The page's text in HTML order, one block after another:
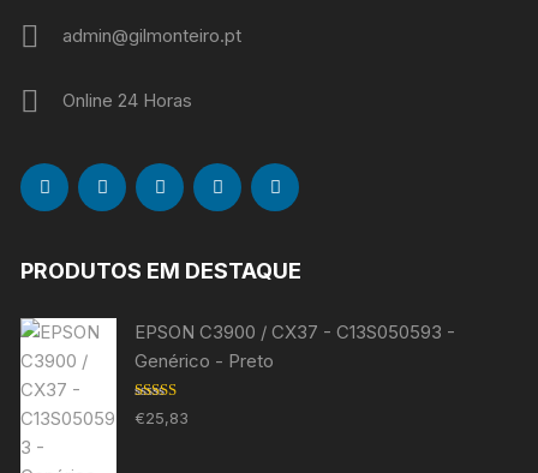
admin@gilmonteiro.pt
Online 24 Horas
PRODUTOS EM DESTAQUE
EPSON C3900 / CX37 - C13S050593 -
Genérico - Preto
Avaliação
5.00de 5
€25,83